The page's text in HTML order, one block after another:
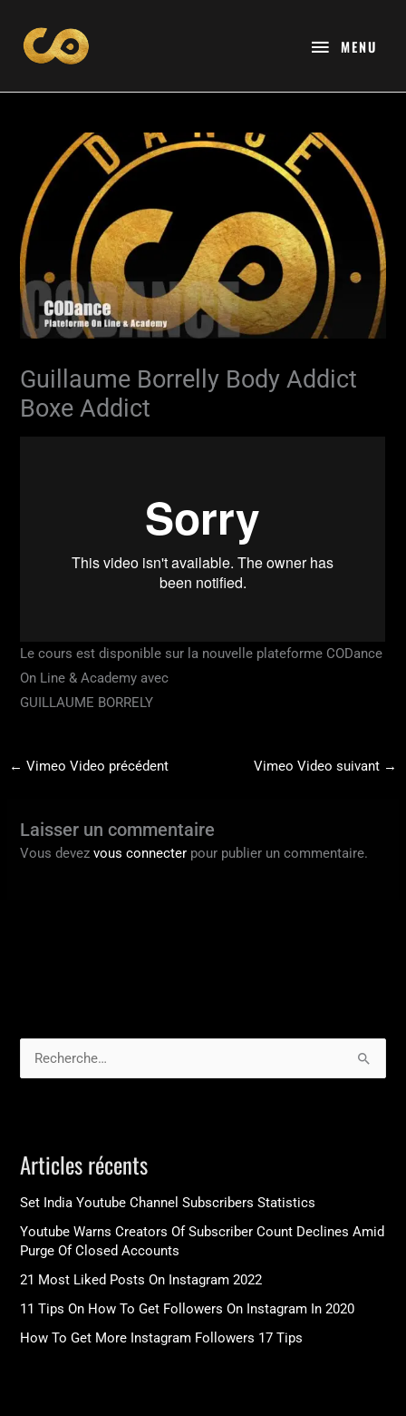
contenu
MENU
MENU
Guillaume Borrelly Body Addict
Boxe Addict
Le cours est disponible sur la nouvelle plateforme CODance
On Line & Academy avec
GUILLAUME BORRELY
← Vimeo Video précédent Vimeo Video suivant →
Laisser un commentaire
Vous devezvous connecter pour publier un commentaire.
e
r
h
e
Articles récents
Set India Youtube Channel Subscribers Statistics
Youtube Warns Creators Of Subscriber Count Declines Amid
Purge Of Closed Accounts
21 Most Liked Posts On Instagram 2022
11 Tips On How To Get Followers On Instagram In 2020
How To Get More Instagram Followers 17 Tips